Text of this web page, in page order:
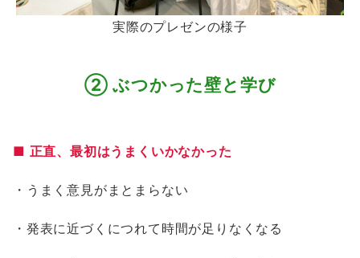
実際のプレゼンの様子
② ぶつかった壁と学び
■ 正直、最初はうまくいかなかった
・うまく意見がまとまらない
・発表に近づくにつれて時間が足りなくなる